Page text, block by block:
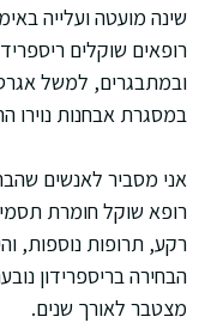
שינה מועטה ועלייה
רופאים שוקלים
ובמתבגרים, למשל
במסגרת אבחנות נוירו
אני מסביר לאנשים
רופא שוקל חומרת
רקע, תרופות נוספות,
הבחירה בריספרידון
מצטבר לאורך שנים.